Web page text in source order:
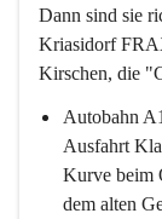
Dann sind sie
Kriasidorf
Kirschen, die
Autobahn
Ausfahrt
Kurve beim
dem alten